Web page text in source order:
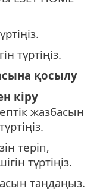
түртіңіз.
қосылу
кіру
жазбасын
теріп,
түртіңіз.
таңдаңыз.